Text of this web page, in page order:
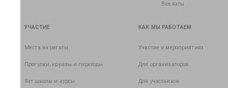
Все яхты
УЧАСТИЕ
Места на регаты
Прогулки, круизы и переходы
Яхт школы и курсы
КАК МЫ РАБОТАЕМ
Участие в мероприятиях
Для организаторов
Для участников